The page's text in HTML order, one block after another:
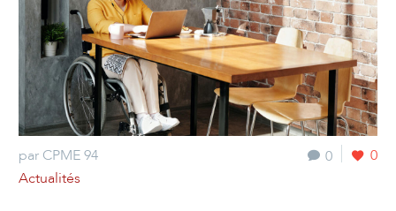
0 0
par CPME 94
Actualités